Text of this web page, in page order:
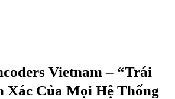
Vietnam – “Trái
Xác Của Mọi Hệ Thống